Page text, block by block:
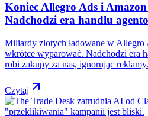
Koniec Allegro Ads i
Nadchodzi era handlu
Miliardy złotych ładowane w Allegro
wkrótce wyparować. Nadchodzi era
robi zakupy za nas, ignorując reklamy.
Czytaj